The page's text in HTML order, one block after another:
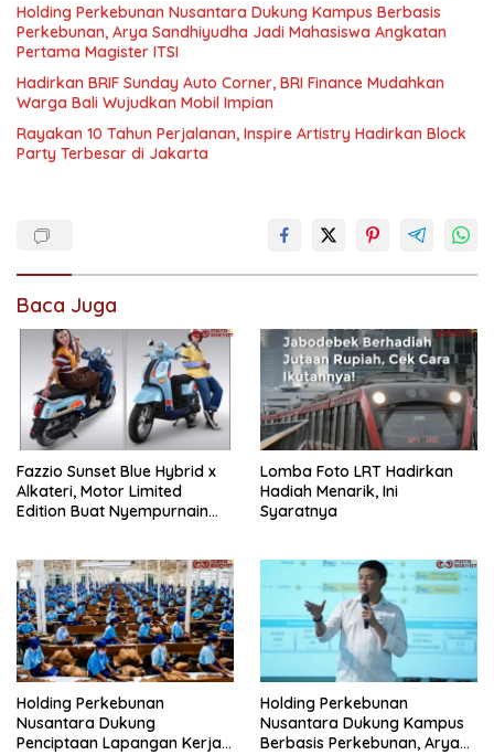
Holding Perkebunan Nusantara Dukung Kampus Berbasis
Perkebunan, Arya Sandhiyudha Jadi Mahasiswa Angkatan
Pertama Magister ITSI
Hadirkan BRIF Sunday Auto Corner, BRI Finance Mudahkan
Warga Bali Wujudkan Mobil Impian
Rayakan 10 Tahun Perjalanan, Inspire Artistry Hadirkan Block
Party Terbesar di Jakarta
Baca Juga
Fazzio Sunset Blue Hybrid x
Alkateri, Motor Limited
Edition Buat Nyempurnain
Lomba Foto LRT Hadirkan
Hadiah Menarik, Ini
Syaratnya
Holding Perkebunan
Nusantara Dukung
Penciptaan Lapangan Kerja,
Holding Perkebunan
Nusantara Dukung Kampus
Berbasis Perkebunan, Arya